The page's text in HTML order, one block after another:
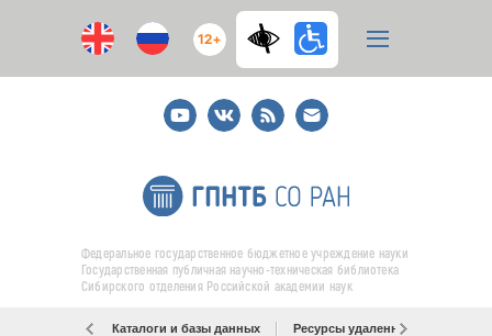
12+
YoutubeВКонтакте
RSS
E-
mail
подписка
Федеральное государственное бюджетное учреждение науки
Государственная публичная научно-техническая библиотека
Сибирского отделения Российской академии наук
Каталоги и базы данных Ресурсы удаленного доступа